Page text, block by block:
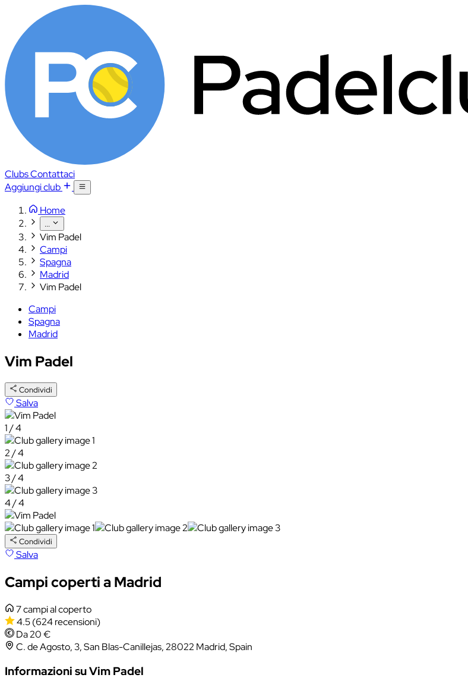
ClubsContattaci
Aggiungi club
Home
...
Vim Padel
Campi
Spagna
Madrid
Vim Padel
Campi
Spagna
Madrid
Vim Padel
Condividi
Salva
1 / 4
2 / 4
3 / 4
4 / 4
Condividi
Salva
Campi coperti a Madrid
7 campi al coperto
4.5(624 recensioni)
Da 20 €
C. de Agosto, 3, San Blas-Canillejas, 28022 Madrid, Spain
Informazioni su Vim Padel